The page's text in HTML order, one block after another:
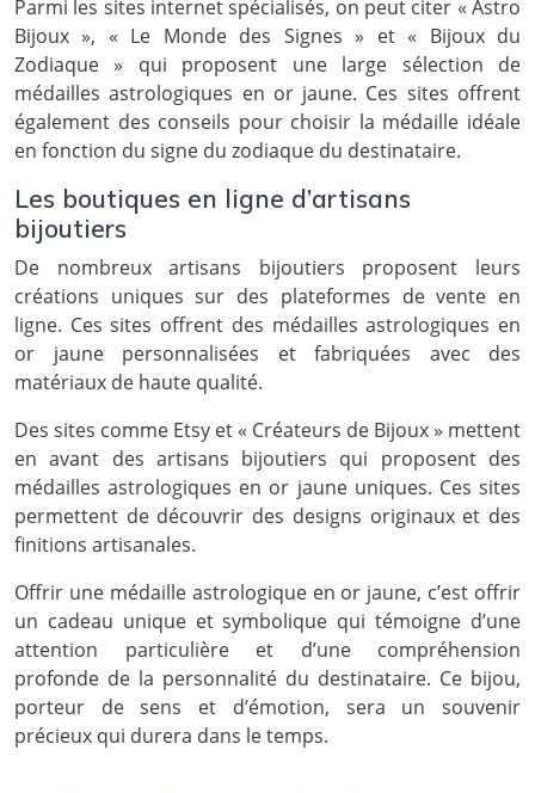
Parmi les sites internet spécialisés, on peut citer « Astro
Bijoux », « Le Monde des Signes » et « Bijoux du
Zodiaque » qui proposent une large sélection de
médailles astrologiques en or jaune. Ces sites offrent
également des conseils pour choisir la médaille idéale
en fonction du signe du zodiaque du destinataire.
Les boutiques en ligne d’artisans
bijoutiers
De nombreux artisans bijoutiers proposent leurs
créations uniques sur des plateformes de vente en
ligne. Ces sites offrent des médailles astrologiques en
or jaune personnalisées et fabriquées avec des
matériaux de haute qualité.
Des sites comme Etsy et « Créateurs de Bijoux » mettent
en avant des artisans bijoutiers qui proposent des
médailles astrologiques en or jaune uniques. Ces sites
permettent de découvrir des designs originaux et des
finitions artisanales.
Offrir une médaille astrologique en or jaune, c’est offrir
un cadeau unique et symbolique qui témoigne d’une
attention particulière et d’une compréhension
profonde de la personnalité du destinataire. Ce bijou,
porteur de sens et d’émotion, sera un souvenir
précieux qui durera dans le temps.